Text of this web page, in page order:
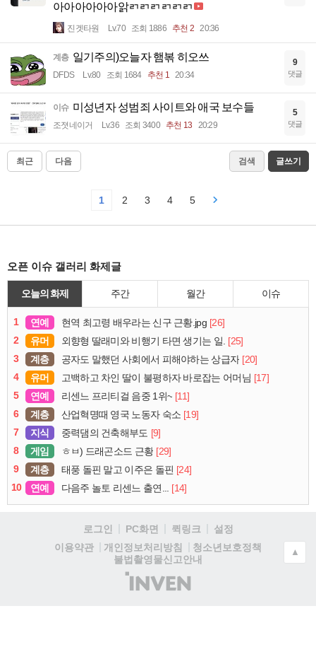
아아아아아아앍ㄺㄺㄺㄺㄺㄺ
진겟타원 Lv.70 조회 1886 추천 2 20:36
계층 일기주의)오늘자 햄볶 히오쓰
DFDS Lv.80 조회 1684 추천 1 20:34
9
댓글
이슈 미성년자 성범죄 사이트와 애국 보수들
조졋네이거 Lv.36 조회 3400 추천 13 20:29
5
댓글
최근 다음 검색 글쓰기
1 2 3 4 5
오픈 이슈 갤러리 화제글
오늘의 화제 주간 월간 이슈
1 연예 현역 최고령 배우라는 신구 근황.jpg [26]
2
유머 외향형 딸래미와 비행기 타면 생기는 일. [25]
3
계층 공자도 말했던 사회에서 피해야하는 상급자 [20]
4
유머 고백하고 차인 딸이 불평하자 바로잡는 어머님 [17]
5
연예 리센느 프리티걸 음중 1위~ [11]
6
계층 산업혁명때 영국 노동자 숙소 [19]
7
지식 중력댐의 건축해부도 [9]
8
게임 ㅎㅂ) 드래곤소드 근황 [29]
9
계층 태풍 돌핀 말고 이주은 돌핀 [24]
10
연예 다음주 놀토 리센느 출연... [14]
로그인 PC화면 퀵링크
설정
이용약관
개인정보처리방침
청소년보호정책
불법촬영물신고안내
(주)
인
▲